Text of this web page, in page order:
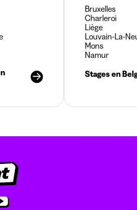
Bruxelles
Charleroi
Liège
Louvain-La-
Mons
Namur
Stages en